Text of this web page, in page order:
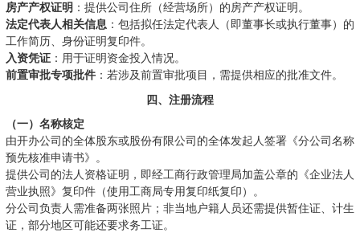
房产产权证明 ：提供公司住所（经营场所）的房产产权证明。
法定代表人相关信息 ：包括拟任法定代表人（即董事长或执行董事）的
工作简历、身份证明复印件。
入资凭证 ：用于证明资金投入情况。
前置审批专项批件 ：若涉及前置审批项目，需提供相应的批准文件。
四、注册流程
（一）名称核定
由开办公司的全体股东或股份有限公司的全体发起人签署《分公司名称
预先核准申请书》。
提供公司的法人资格证明，即经工商行政管理局加盖公章的《企业法人
营业执照》复印件（使用工商局专用复印纸复印）。
分公司负责人需准备两张照片；非当地户籍人员还需提供暂住证、计生
证，部分地区可能还要求务工证。